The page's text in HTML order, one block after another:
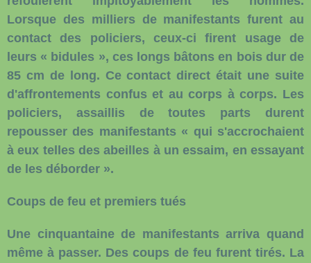
Lorsque des milliers de manifestants furent au
contact des policiers, ceux-ci firent usage de
leurs « bidules », ces longs bâtons en bois dur de
85 cm de long. Ce contact direct était une suite
d'affrontements confus et au corps à corps. Les
policiers, assaillis de toutes parts durent
repousser des manifestants « qui s'accrochaient
à eux telles des abeilles à un essaim, en essayant
de les déborder ».
Coups de feu et premiers tués
Une cinquantaine de manifestants arriva quand
même à passer. Des coups de feu furent tirés. La